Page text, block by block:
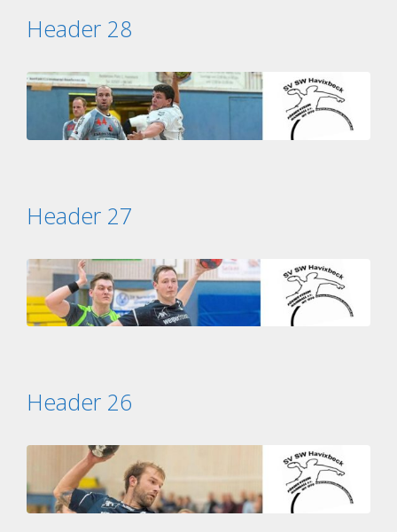
Header 28
Header 27
Header 26